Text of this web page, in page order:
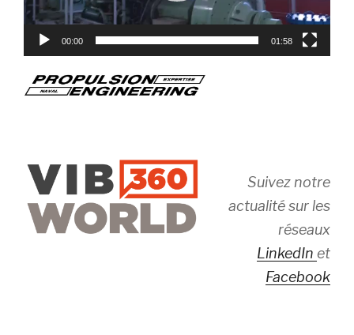
00:00 01:58
Suivez notre
actualité sur les
réseaux
LinkedIn et
Facebook